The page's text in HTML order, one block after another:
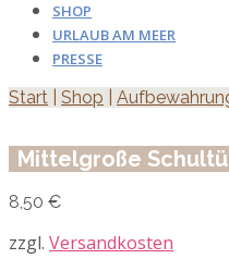
SHOP
URLAUB AM MEER
PRESSE
Start Shop
Mittelgroße
8,50 €
zzgl. Versandkosten